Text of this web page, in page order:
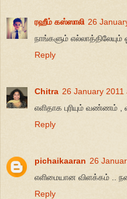
ரஹீம் கஸ்ஸாலி 26
நாங்களும் எல்லாத்திலேயும்
Reply
Chitra 26 January 2011
எளிதாக புரியும் வண்ணம் ,
Reply
pichaikaaran 26
எளிமையான விளக்கம் ..
Reply